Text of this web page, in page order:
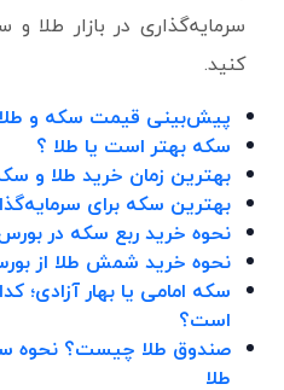
سرمایه‌گذاری در بازار طلا
کنید.
پیش‌بینی قیمت سکه و طلا
سکه بهتر است یا طلا ؟
بهترین زمان خرید طلا و
بهترین سکه برای
نحوه خرید ربع سکه در
نحوه خرید شمش طلا از
سکه امامی یا بهار آزادی؛
است؟
صندوق طلا چیست؟ نحوه
طلا